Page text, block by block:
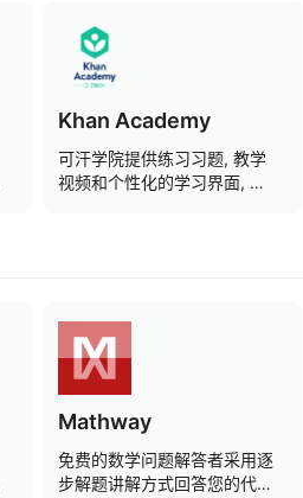
Khan Academy
可汗学院提供练习习题, 教学
视频和个性化的学习界面, 让
Mathway
免费的数学问题解答者采用逐
步解题讲解方式回答您的代数